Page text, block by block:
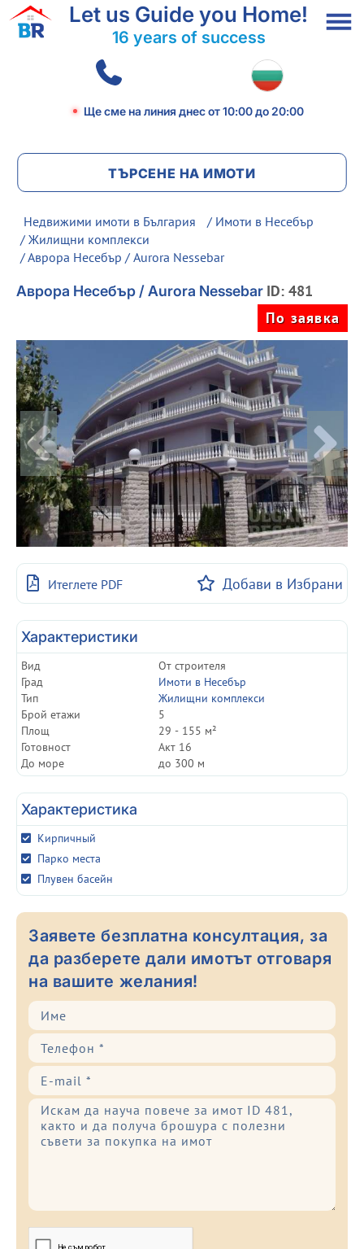
Let us Guide you Home!
16 years of success
Ще сме на линия днесот 10:00 до 20:00
ТЪРСЕНЕ НА ИМОТИ
Недвижими имоти в България / Имоти в Несебър
/ Жилищни комплекси
/ Аврора Несебър / Aurora Nessebar
Аврора Несебър / Aurora Nessebar ID: 481
По заявка
Итеглете PDF Добави в Избрани
Характеристики
Вид
От строителя
Град
Имоти в Несебър
Тип
Жилищни комплекси
Брой етажи
5
Площ
29 - 155 м²
Готовност
Акт 16
До море
до 300 м
Характеристика
Кирпичный
Парко места
Плувен басейн
Заявете безплатна консултация, за
да разберете дали имотът отговаря
на вашите желания!